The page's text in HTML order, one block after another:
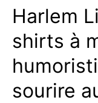
Harlem
shirts à
sourire